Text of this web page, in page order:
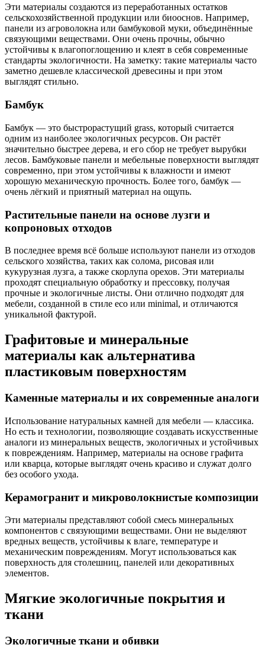
Эти материалы создаются из переработанных остатков
сельскохозяйственной продукции или биооснов. Например,
панели из агроволокна или бамбуковой муки, объединённые
связующими веществами. Они очень прочны, обычно
устойчивы к влагопоглощению и клеят в себя современные
стандарты экологичности. На заметку: такие материалы часто
заметно дешевле классической древесины и при этом
выглядят стильно.
Бамбук
Бамбук — это быстрорастущий grass, который считается
одним из наиболее экологичных ресурсов. Он растёт
значительно быстрее дерева, и его сбор не требует вырубки
лесов. Бамбуковые панели и мебельные поверхности выглядят
современно, при этом устойчивы к влажности и имеют
хорошую механическую прочность. Более того, бамбук —
очень лёгкий и приятный материал на ощупь.
Растительные панели на основе лузги и
копроновых отходов
В последнее время всё больше используют панели из отходов
сельского хозяйства, таких как солома, рисовая или
кукурузная лузга, а также скорлупа орехов. Эти материалы
проходят специальную обработку и прессовку, получая
прочные и экологичные листы. Они отлично подходят для
мебели, созданной в стиле eco или minimal, и отличаются
уникальной фактурой.
Графитовые и минеральные
материалы как альтернатива
пластиковым поверхностям
Каменные материалы и их современные аналоги
Использование натуральных камней для мебели — классика.
Но есть и технологии, позволяющие создавать искусственные
аналоги из минеральных веществ, экологичных и устойчивых
к повреждениям. Например, материалы на основе графита
или кварца, которые выглядят очень красиво и служат долго
без особого ухода.
Керамогранит и микроволокнистые композиции
Эти материалы представляют собой смесь минеральных
компонентов с связующими веществами. Они не выделяют
вредных веществ, устойчивы к влаге, температуре и
механическим повреждениям. Могут использоваться как
поверхность для столешниц, панелей или декоративных
элементов.
Мягкие экологичные покрытия и
ткани
Экологичные ткани и обивки